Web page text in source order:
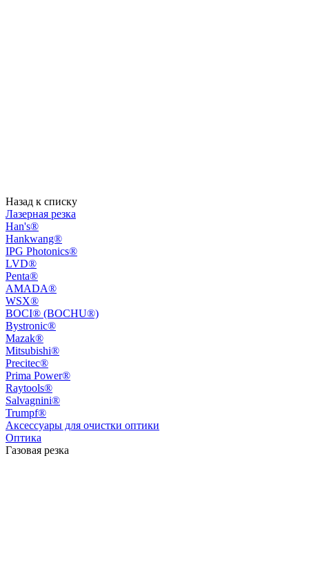
Назад к списку
Лазерная резка
Han's®
Hankwang®
IPG Photonics®
LVD®
Penta®
AMADA®
WSX®
BOCI® (BOCHU®)
Bystronic®
Mazak®
Mitsubishi®
Precitec®
Prima Power®
Raytools®
Salvagnini®
Trumpf®
Аксессуары для очистки оптики
Оптика
Газовая резка